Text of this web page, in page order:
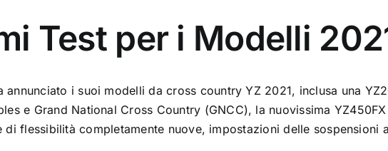
Test per i Modelli
annunciato i suoi modelli da cross country YZ 2021, inclusa una
e Grand National Cross Country (GNCC), la nuovissima
flessibilità completamente nuove, impostazioni delle sospensioni